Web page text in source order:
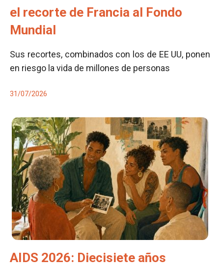
el recorte de Francia al Fondo
Mundial
Sus recortes, combinados con los de EE UU, ponen
en riesgo la vida de millones de personas
31/07/2026
AIDS 2026: Diecisiete años